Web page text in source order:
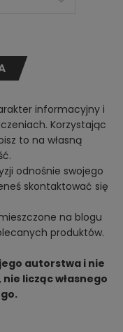
informacyjny i
Korzystając
to na własną
odnośnie swojego
skontaktować się
na blogu
produktów.
autorstwa i nie
licząc własnego